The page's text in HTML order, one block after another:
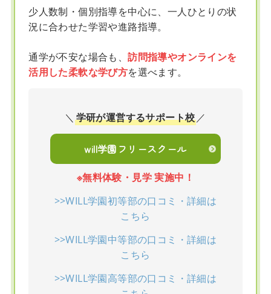
少人数制・個別指導を中心に、一人ひとりの状
況に合わせた学習や進路指導。
通学が不安な場合も、訪問指導やオンラインを
活用した柔軟な学び方を選べます。
＼ 学研が運営するサポート校 ／
will学園フリースクール
※無料体験・見学 実施中！
>>WILL学園初等部の口コミ・詳細は
こちら
>>WILL学園中等部の口コミ・詳細は
こちら
>>WILL学園高等部の口コミ・詳細は